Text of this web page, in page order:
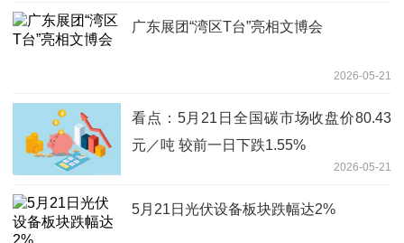
广东展团“湾区T台”亮相文博会
2026-05-21
看点：5月21日全国碳市场收盘价80.43
元／吨 较前一日下跌1.55%
2026-05-21
5月21日光伏设备板块跌幅达2%